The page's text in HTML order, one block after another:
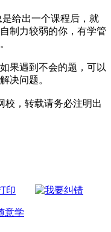
给出一个课程后，就
制力较弱的你，有学管
遇到不会的题，可以
决问题。
，转载请务必注明出